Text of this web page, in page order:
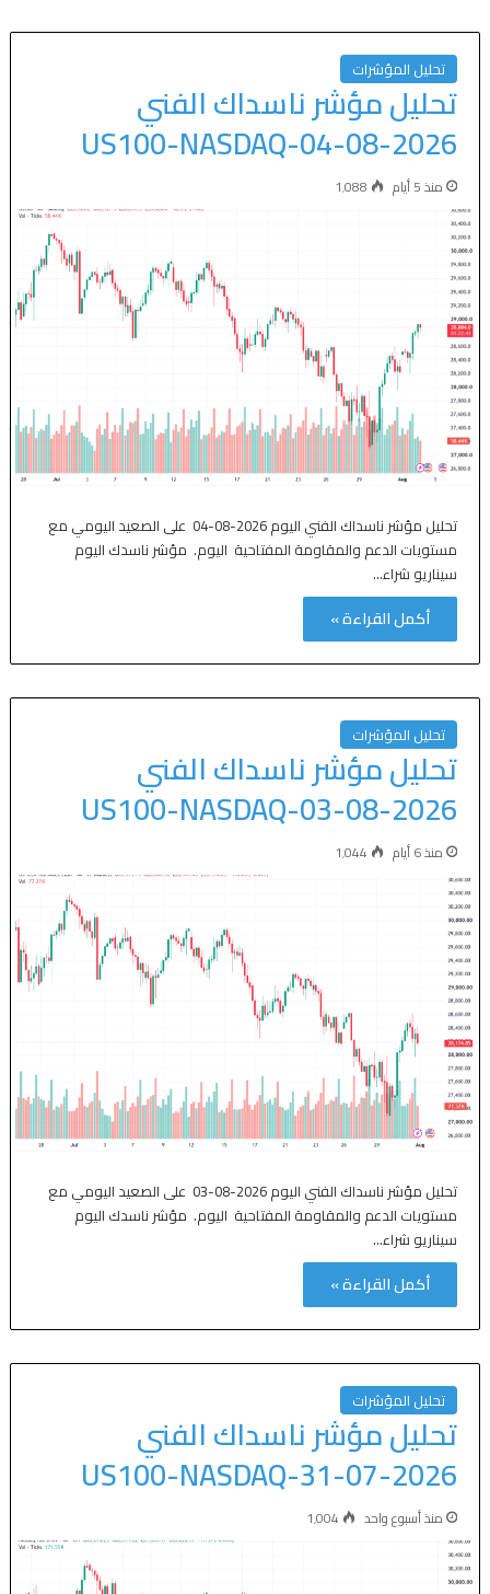
تحليل المؤشرات
تحليل مؤشر ناسداك الفني
US100-NASDAQ-04-08-2026
منذ 5 أيام 1٬088
تحليل مؤشر ناسداك الفني اليوم 2026-08-04 على الصعيد اليومي مع
مستويات الدعم والمقاومة المفتاحية اليوم. مؤشر ناسدك اليوم
سيناريو شراء…
أكمل القراءة »
تحليل المؤشرات
تحليل مؤشر ناسداك الفني
US100-NASDAQ-03-08-2026
منذ 6 أيام 1٬044
تحليل مؤشر ناسداك الفني اليوم 2026-08-03 على الصعيد اليومي مع
مستويات الدعم والمقاومة المفتاحية اليوم. مؤشر ناسدك اليوم
سيناريو شراء…
أكمل القراءة »
تحليل المؤشرات
تحليل مؤشر ناسداك الفني
US100-NASDAQ-31-07-2026
منذ أسبوع واحد 1٬004